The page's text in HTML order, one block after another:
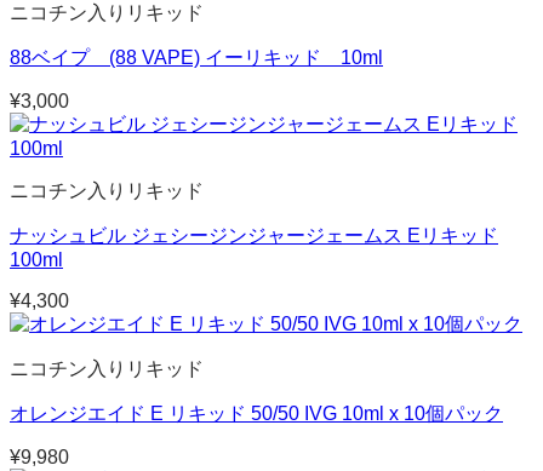
ニコチン入りリキッド
88ベイプ (88 VAPE) イーリキッド 10ml
¥3,000
ニコチン入りリキッド
ナッシュビル ジェシージンジャージェームス Eリキッド
100ml
¥4,300
ニコチン入りリキッド
オレンジエイド E リキッド 50/50 IVG 10ml x 10個パック
¥9,980